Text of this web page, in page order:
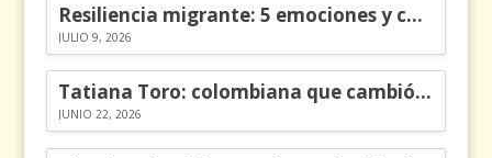
Resiliencia migrante: 5 emociones y cómo gestionarlas
JULIO 9, 2026
Tatiana Toro: colombiana que cambió la historia de las matemáticas
JUNIO 22, 2026